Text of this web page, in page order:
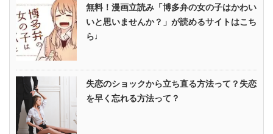
無料！漫画立読み「博多弁の女の子はかわい
いと思いませんか？」が読めるサイトはこち
ら♩
失恋のショックから立ち直る方法って？失恋
を早く忘れる方法って？